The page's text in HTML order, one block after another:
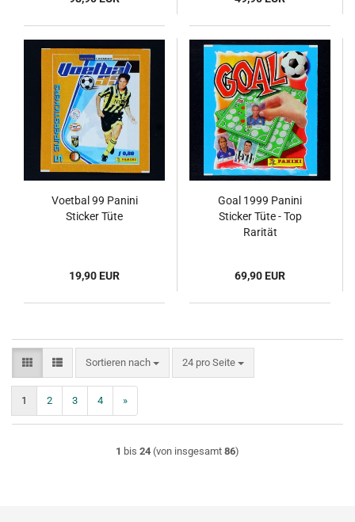
Voetbal 99 Panini
Sticker Tüte
19,90 EUR
Goal 1999 Panini
Sticker Tüte - Top
Rarität
69,90 EUR
Sortieren nach
Sortieren nach 24 pro Seite
pro Seite
1 2 3 4 »
1 bis 24 (von insgesamt 86)